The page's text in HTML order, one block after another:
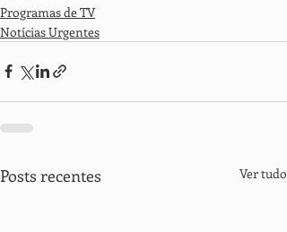
Programas de TV
Notícias Urgentes
Posts recentes Ver tudo